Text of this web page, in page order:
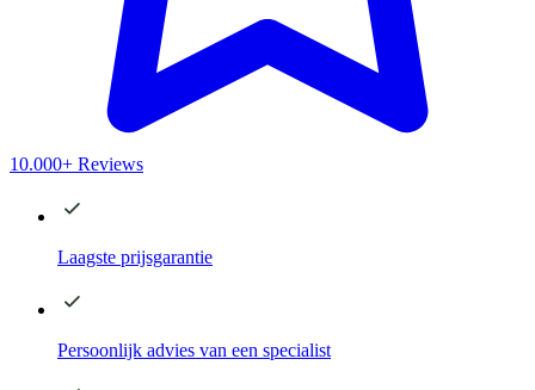
10.000+ Reviews
Laagste prijsgarantie
Persoonlijk advies van een specialist